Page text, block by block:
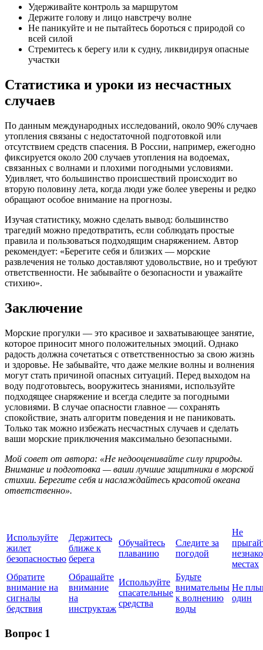
Удерживайте контроль за маршрутом
Держите голову и лицо навстречу волне
Не паникуйте и не пытайтесь бороться с природой со
всей силой
Стремитесь к берегу или к судну, ликвидируя опасные
участки
Статистика и уроки из несчастных
случаев
По данным международных исследований, около 90% случаев
утопления связаны с недостаточной подготовкой или
отсутствием средств спасения. В России, например, ежегодно
фиксируется около 200 случаев утопления на водоемах,
связанных с волнами и плохими погодными условиями.
Удивляет, что большинство происшествий происходит во
вторую половину лета, когда люди уже более уверены и редко
обращают особое внимание на прогнозы.
Изучая статистику, можно сделать вывод: большинство
трагедий можно предотвратить, если соблюдать простые
правила и пользоваться подходящим снаряжением. Автор
рекомендует: «Берегите себя и близких — морские
развлечения не только доставляют удовольствие, но и требуют
ответственности. Не забывайте о безопасности и уважайте
стихию».
Заключение
Морские прогулки — это красивое и захватывающее занятие,
которое приносит много положительных эмоций. Однако
радость должна сочетаться с ответственностью за свою жизнь
и здоровье. Не забывайте, что даже мелкие волны и волнения
могут стать причиной опасных ситуаций. Перед выходом на
воду подготовьтесь, вооружитесь знаниями, используйте
подходящее снаряжение и всегда следите за погодными
условиями. В случае опасности главное — сохранять
спокойствие, знать алгоритм поведения и не паниковать.
Только так можно избежать несчастных случаев и сделать
ваши морские приключения максимально безопасными.
Мой совет от автора: «Не недооценивайте силу природы.
Внимание и подготовка — ваши лучшие защитники в морской
стихии. Берегите себя и наслаждайтесь красотой океана
ответственно».
Используйте
жилет
безопасностью
Держитесь
ближе к
берега
Обучайтесь
плаванию
Следите за
погодой
Не
местах
Обратите
внимание на
сигналы
бедствия
Обращайте
внимание
на
инструктаж
Используйте
спасательные
средства
Будьте
внимательны
к волнению
воды
Не
один
Вопрос 1